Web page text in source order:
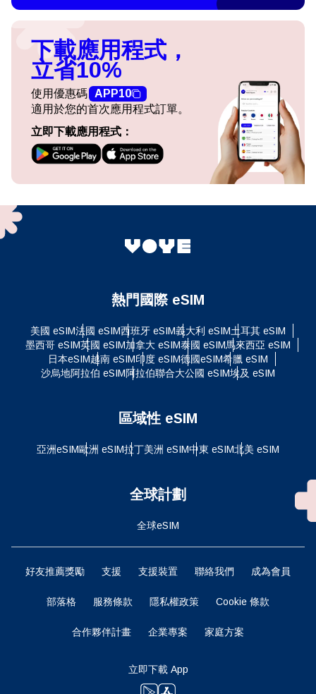
下載應用程式，
立省10%
使用優惠碼 APP10
適用於您的首次應用程式訂單。
立即下載應用程式：
熱門國際 eSIM
美國 eSIM法國 eSIM西班牙 eSIM義大利 eSIM土耳其 eSIM
墨西哥 eSIM英國 eSIM加拿大 eSIM泰國 eSIM馬來西亞 eSIM
日本eSIM越南 eSIM印度 eSIM德國eSIM希臘 eSIM
沙烏地阿拉伯 eSIM阿拉伯聯合大公國 eSIM埃及 eSIM
區域性 eSIM
亞洲eSIM歐洲 eSIM拉丁美洲 eSIM中東 eSIM北美 eSIM
全球計劃
全球eSIM
好友推薦獎勵 支援 支援裝置 聯絡我們 成為會員
部落格 服務條款 隱私權政策 Cookie 條款
合作夥伴計畫 企業專案 家庭方案
立即下載 App